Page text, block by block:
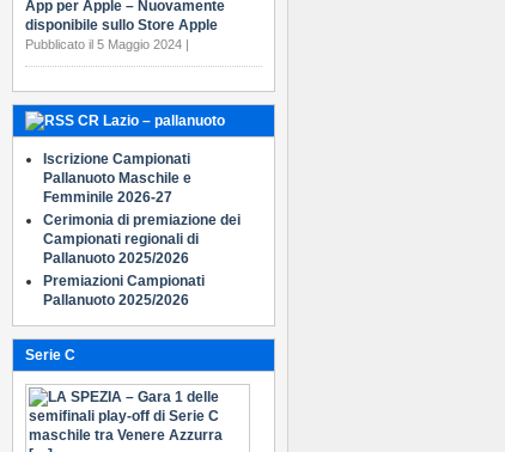
App per Apple – Nuovamente
disponibile sullo Store Apple
Pubblicato il 5 Maggio 2024 |
CR Lazio – pallanuoto
Iscrizione Campionati
Pallanuoto Maschile e
Femminile 2026-27
Cerimonia di premiazione dei
Campionati regionali di
Pallanuoto 2025/2026
Premiazioni Campionati
Pallanuoto 2025/2026
Serie C